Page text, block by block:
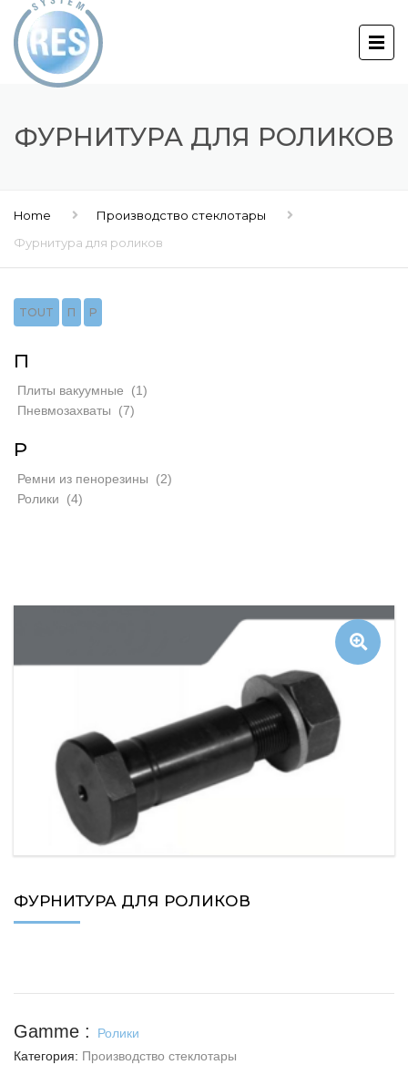
ФУРНИТУРА ДЛЯ РОЛИКОВ
Home
Производство cтеклотары
Фурнитура для роликов
TOUT П Р
П
Плиты вакуумные
(1)
Пневмозахваты
(7)
Р
Ремни из пенорезины
(2)
Ролики
(4)
ФУРНИТУРА ДЛЯ РОЛИКОВ
Ролики
Категория: Производство cтеклотары